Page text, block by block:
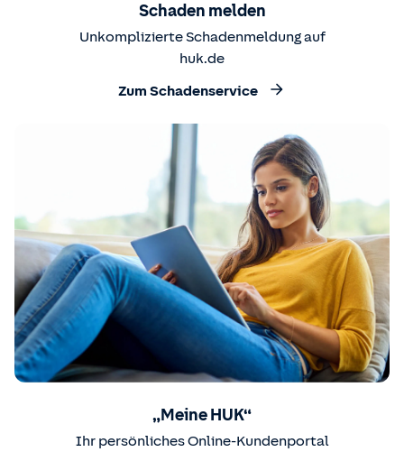
Schaden melden
Unkomplizierte Schadenmeldung auf
huk.de
Zum Schadenservice
„Meine HUK“
Ihr persönliches Online-Kundenportal